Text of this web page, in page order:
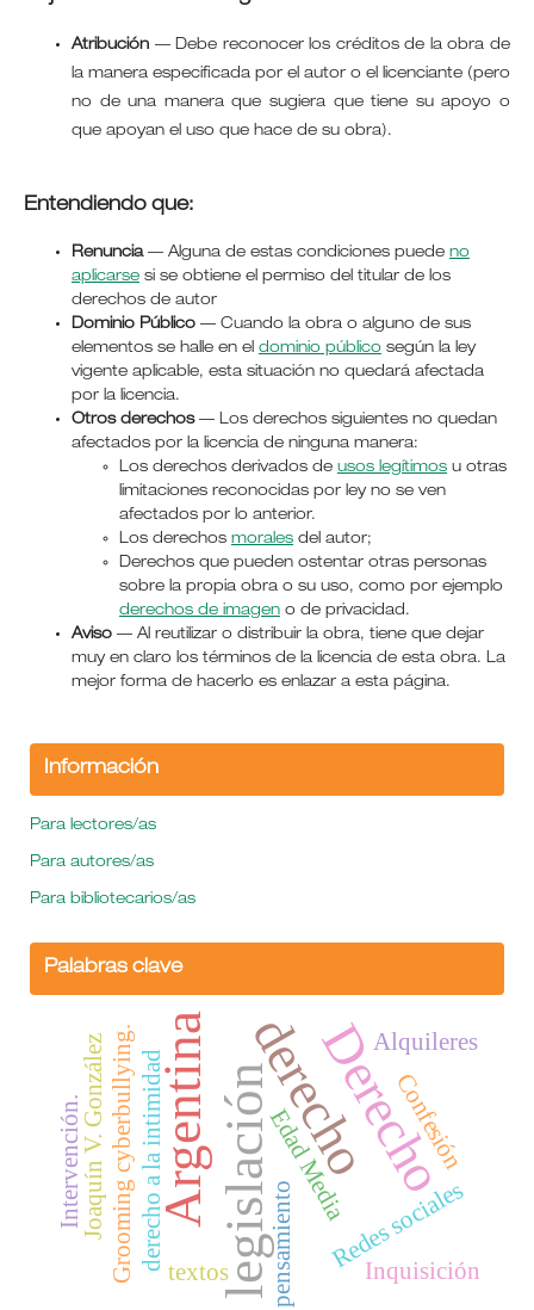
Atribución—Debe reconocer los créditos de la obra de
la manera especificada por el autor o el licenciante (pero
no de una manera que sugiera que tiene su apoyo o
que apoyan el uso que hace de su obra).
Entendiendo que:
Renuncia— Alguna de estas condiciones puede no
aplicarsesi se obtiene el permiso del titular de los
derechos de autor
Dominio Público— Cuando la obra o alguno de sus
elementos se halle en el dominio públicosegún la ley
vigente aplicable, esta situación no quedará afectada
por la licencia.
Otros derechos— Los derechos siguientes no quedan
afectados por la licencia de ninguna manera:
Los derechos derivados de usos legítimosu otras
limitaciones reconocidas por ley no se ven
afectados por lo anterior.
Los derechos moralesdel autor;
Derechos que pueden ostentar otras personas
sobre la propia obra o su uso, como por ejemplo
derechos de imageno de privacidad.
Aviso— Al reutilizar o distribuir la obra, tiene que dejar
muy en claro los términos de la licencia de esta obra. La
mejor forma de hacerlo es enlazar a esta página.
Información
Para lectores/as
Para autores/as
Para bibliotecarios/as
Palabras clave
legislación
ArgentinaderechoDerecho
pensamiento Redes sociales
derecho a la intimidad
Grooming cyberbullying.
Joaquín V. González
Intervención.
Alquileres
Confesión
Edad Media
Inquisición
textos